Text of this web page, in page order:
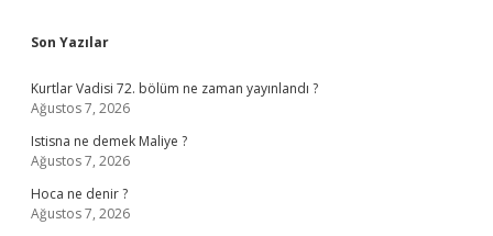
Sidebar
Son Yazılar
Kurtlar Vadisi 72. bölüm ne zaman yayınlandı ?
Ağustos 7, 2026
Istisna ne demek Maliye ?
Ağustos 7, 2026
Hoca ne denir ?
Ağustos 7, 2026